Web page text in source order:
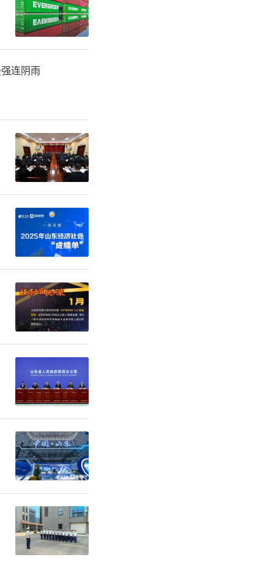
，在解
教育。
物，生
精益求
聆听讲
深刻感
勇于创
核，接
家纷纷
转化为
连阴雨